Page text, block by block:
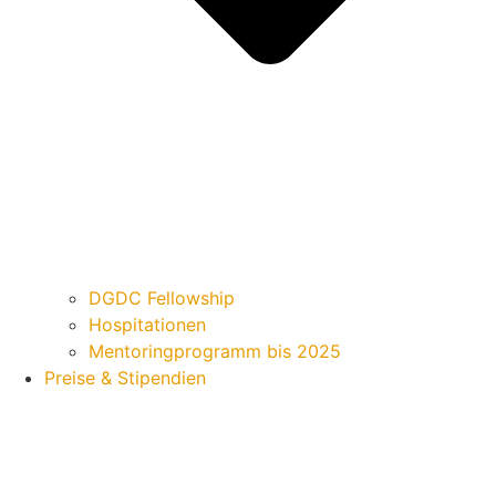
DGDC Fellowship
Hospitationen
Mentoringprogramm bis 2025
Preise & Stipendien